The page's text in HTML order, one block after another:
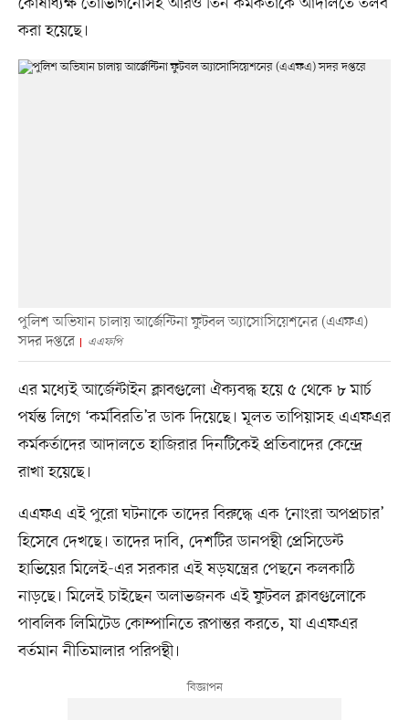
করা হয়েছে।
পুলিশ অভিযান চালায় আর্জেন্টিনা ফুটবল অ্যাসোসিয়েশনের (এএফএ)
সদর দপ্তরে
এএফপি
এর মধ্যেই আর্জেন্টাইন ক্লাবগুলো ঐক্যবদ্ধ হয়ে ৫ থেকে ৮ মার্চ
পর্যন্ত লিগে ‘কর্মবিরতি’র ডাক দিয়েছে। মূলত তাপিয়াসহ এএফএর
কর্মকর্তাদের আদালতে হাজিরার দিনটিকেই প্রতিবাদের কেন্দ্রে
রাখা হয়েছে।
এএফএ এই পুরো ঘটনাকে তাদের বিরুদ্ধে এক ‘নোংরা অপপ্রচার’
হিসেবে দেখছে। তাদের দাবি, দেশটির ডানপন্থী প্রেসিডেন্ট
হাভিয়ের মিলেই-এর সরকার এই ষড়যন্ত্রের পেছনে কলকাঠি
নাড়ছে। মিলেই চাইছেন অলাভজনক এই ফুটবল ক্লাবগুলোকে
পাবলিক লিমিটেড কোম্পানিতে রূপান্তর করতে, যা এএফএর
বর্তমান নীতিমালার পরিপন্থী।